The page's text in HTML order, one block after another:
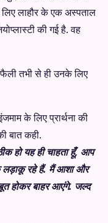
लिए लाहौर के एक अस्पताल
की गई है. वह
तभी से ही उनके लिए
के लिए प्रार्थना की
बात कही.
हो यह ही चाहता हूँ, आप
लड़ाकू रहे हैं. मैं आशा और
होकर बाहर आएंगे. जल्द